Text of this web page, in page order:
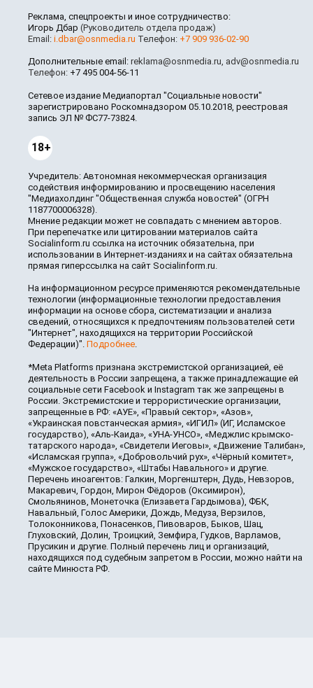
Реклама, спецпроекты и иное сотрудничество:
Игорь Дбар (Руководитель отдела продаж)
Email: i.dbar@osnmedia.ru Телефон: +7 909 936-02-90
Дополнительные email: reklama@osnmedia.ru, adv@osnmedia.ru
Телефон: +7 495 004-56-11
Сетевое издание Медиапортал "Социальные новости"
зарегистрировано Роскомнадзором 05.10.2018, реестровая
запись ЭЛ № ФС77-73824.
18+
Учредитель: Автономная некоммерческая организация
содействия информированию и просвещению населения
"Медиахолдинг "Общественная служба новостей" (ОГРН
1187700006328).
Мнение редакции может не совпадать с мнением авторов.
При перепечатке или цитировании материалов сайта
Socialinform.ru ссылка на источник обязательна, при
использовании в Интернет-изданиях и на сайтах обязательна
прямая гиперссылка на сайт Socialinform.ru.
На информационном ресурсе применяются рекомендательные
технологии (информационные технологии предоставления
информации на основе сбора, систематизации и анализа
сведений, относящихся к предпочтениям пользователей сети
"Интернет", находящихся на территории Российской
Федерации)". Подробнее.
*Meta Platforms признана экстремистской организацией, её
деятельность в России запрещена, а также принадлежащие ей
социальные сети Facebook и Instagram так же запрещены в
России. Экстремистские и террористические организации,
запрещенные в РФ: «АУЕ», «Правый сектор», «Азов»,
«Украинская повстанческая армия», «ИГИЛ» (ИГ, Исламское
государство), «Аль-Каида», «УНА-УНСО», «Меджлис крымско-
татарского народа», «Свидетели Иеговы», «Движение Талибан»,
«Исламская группа», «Добровольчий рух», «Чёрный комитет»,
«Мужское государство», «Штабы Навального» и другие.
Перечень иноагентов: Галкин, Моргенштерн, Дудь, Невзоров,
Макаревич, Гордон, Мирон Фёдоров (Оксимирон),
Смольянинов, Монеточка (Елизавета Гардымова), ФБК,
Навальный, Голос Америки, Дождь, Медуза, Верзилов,
Толоконникова, Понасенков, Пивоваров, Быков, Шац,
Глуховский, Долин, Троицкий, Земфира, Гудков, Варламов,
Прусикин и другие. Полный перечень лиц и организаций,
находящихся под судебным запретом в России, можно найти на
сайте Минюста РФ.